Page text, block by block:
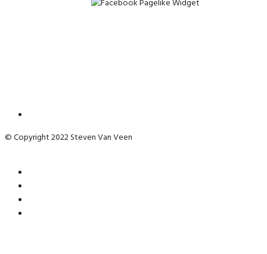
© Copyright 2022 Steven Van Veen